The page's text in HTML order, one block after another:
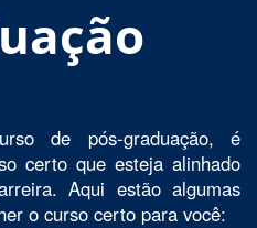
de pós-graduação, é
certo que esteja alinhado
Aqui estão algumas
o curso certo para você: